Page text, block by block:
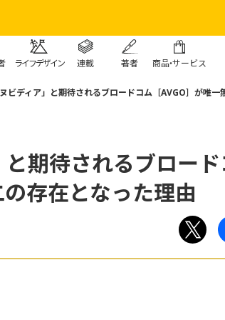
ライフデザイン 連載 著者 商品・サービス
ビディア」と期待されるブロードコム［AVGO］が唯一
期待されるブロー
存在となった理由